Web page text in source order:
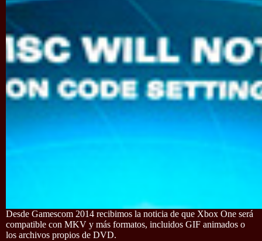
Desde Gamescom 2014 recibimos la noticia de que Xbox One será
compatible con MKV y más formatos, incluidos GIF animados o
los archivos propios de DVD.